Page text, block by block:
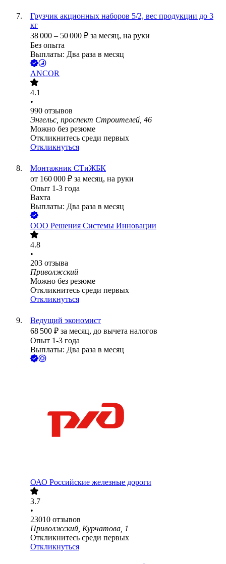
Грузчик акционных наборов 5/2, вес продукции до 3
кг
38 000 – 50 000 ₽ за месяц, на руки
Без опыта
Выплаты: Два раза в месяц
ANCOR
4.1
•
990 отзывов
Энгельс, проспект Строителей, 46
Можно без резюме
Откликнитесь среди первых
Откликнуться
Монтажник СТиЖБК
от 160 000 ₽ за месяц, на руки
Опыт 1-3 года
Вахта
Выплаты: Два раза в месяц
ООО Решения Системы Инновации
4.8
•
203 отзыва
Приволжский
Можно без резюме
Откликнитесь среди первых
Откликнуться
Ведущий экономист
68 500 ₽ за месяц, до вычета налогов
Опыт 1-3 года
Выплаты: Два раза в месяц
ОАО Российские железные дороги
3.7
•
23010 отзывов
Приволжский, Курчатова, 1
Откликнитесь среди первых
Откликнуться